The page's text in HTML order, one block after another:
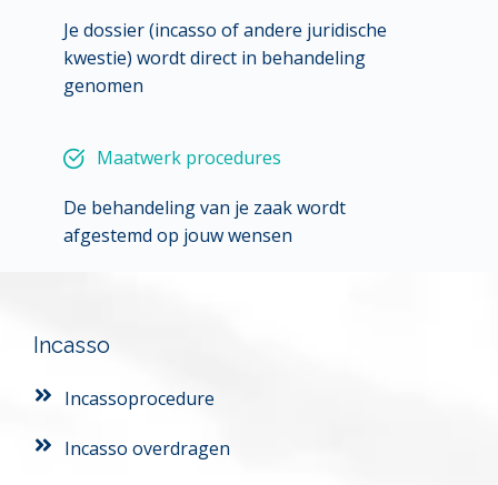
Je dossier (incasso of andere juridische
kwestie) wordt direct in behandeling
genomen
Maatwerk procedures
De behandeling van je zaak wordt
afgestemd op jouw wensen
Incasso
Incassoprocedure
Incasso overdragen